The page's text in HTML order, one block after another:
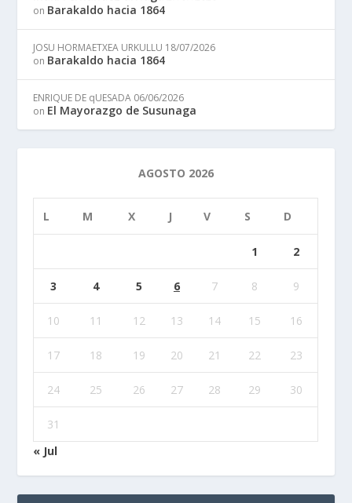
on Barakaldo hacia 1864
JOSU HORMAETXEA URKULLU 18/07/2026
on Barakaldo hacia 1864
ENRIQUE DE qUESADA 06/06/2026
on El Mayorazgo de Susunaga
AGOSTO 2026
L M X J V S D
1 2
3 4 5 6 7 8 9
10 11 12 13 14 15 16
17 18 19 20 21 22 23
24 25 26 27 28 29 30
31
« Jul